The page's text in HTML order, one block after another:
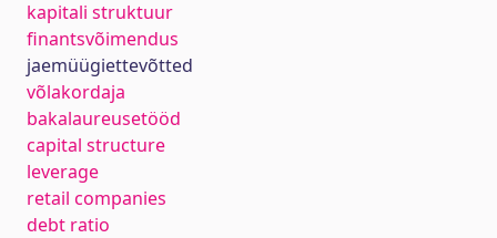
kapitali struktuur
finantsvõimendus
jaemüügiettevõtted
võlakordaja
bakalaureusetööd
capital structure
leverage
retail companies
debt ratio